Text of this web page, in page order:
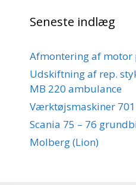
Seneste indlæg
Afmontering af motor
Udskiftning af rep.
MB 220 ambulance
Værktøjsmaskiner 701
Scania 75 – 76
Molberg (Lion)